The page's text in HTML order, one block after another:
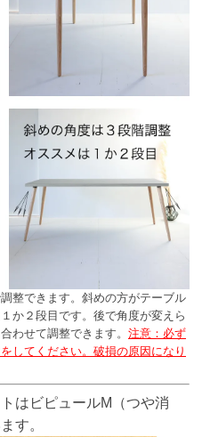
整できます。斜めの方がテーブル
か２段目です。後で角度が変えら
わせて調整できます。 注意：必ず
してください。破損の原因になり
はビピュールM（つや消
す。